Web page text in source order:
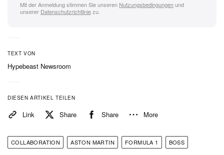
Mit der Anmeldung stimmen Sie unseren Nutzungsbedingungenund
unserer Datenschutzrichtliniezu.
TEXT VON
Hypebeast Newsroom
DIESEN ARTIKEL TEILEN
Link Share Share More
COLLABORATION ASTON MARTIN FORMULA 1 BOSS